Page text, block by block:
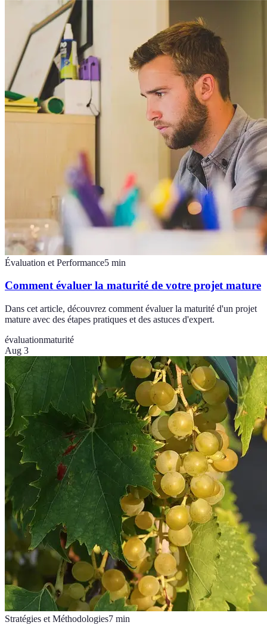
Évaluation et Performance5 min
Comment évaluer la maturité de votre projet mature
Dans cet article, découvrez comment évaluer la maturité d'un projet
mature avec des étapes pratiques et des astuces d'expert.
évaluationmaturité
Aug 3
Stratégies et Méthodologies7 min